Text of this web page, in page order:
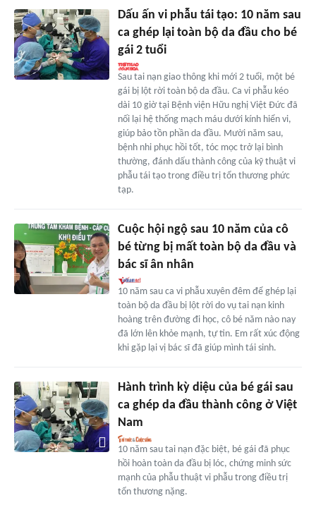
Dấu ấn vi phẫu tái tạo: 10 năm sau
ca ghép lại toàn bộ da đầu cho bé
gái 2 tuổi
Sau tai nạn giao thông khi mới 2 tuổi, một bé
gái bị lột rời toàn bộ da đầu. Ca vi phẫu kéo
dài 10 giờ tại Bệnh viện Hữu nghị Việt Đức đã
nối lại hệ thống mạch máu dưới kính hiển vi,
giúp bảo tồn phần da đầu. Mười năm sau,
bệnh nhi phục hồi tốt, tóc mọc trở lại bình
thường, đánh dấu thành công của kỹ thuật vi
phẫu tái tạo trong điều trị tổn thương phức
tạp.
Cuộc hội ngộ sau 10 năm của cô
bé từng bị mất toàn bộ da đầu và
bác sĩ ân nhân
10 năm sau ca vi phẫu xuyên đêm để ghép lại
toàn bộ da đầu bị lột rời do vụ tai nạn kinh
hoàng trên đường đi học, cô bé năm nào nay
đã lớn lên khỏe mạnh, tự tin. Em rất xúc động
khi gặp lại vị bác sĩ đã giúp mình tái sinh.
Hành trình kỳ diệu của bé gái sau
ca ghép da đầu thành công ở Việt
Nam
10 năm sau tai nạn đặc biệt, bé gái đã phục
hồi hoàn toàn da đầu bị lóc, chứng minh sức
mạnh của phẫu thuật vi phẫu trong điều trị
tổn thương nặng.